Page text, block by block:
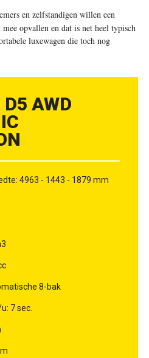
en zelfstandigen willen een
opvallen en dat is net heel typisch
luxewagen die toch nog
AWD
4963 - 1443 - 1879 mm
8-bak
7 sec.